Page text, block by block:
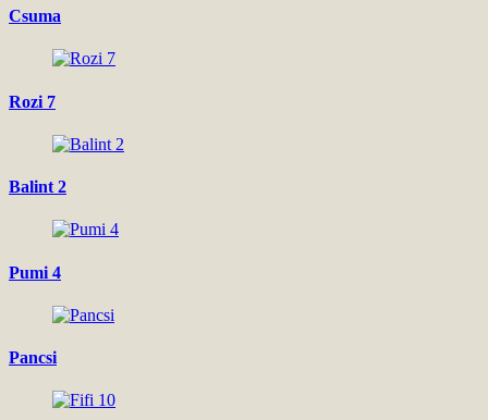
Csuma
Rozi 7
Balint 2
Pumi 4
Pancsi